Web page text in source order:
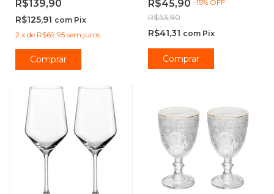
R$139,90
R$125,91 com Pix
2 x de R$69,95 sem juros
Comprar
R$45,90 -15% OFF
R$53,90
R$41,31 com Pix
Comprar